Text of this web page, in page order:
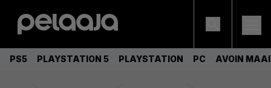
PS5 PLAYSTATION 5 PLAYSTATION PC AVOIN